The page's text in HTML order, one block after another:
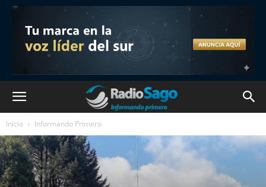
Inicio Informando Primero